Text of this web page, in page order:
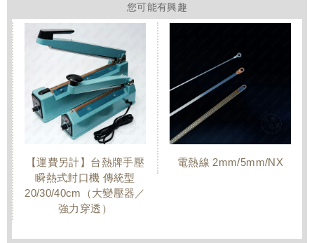
您可能有興趣
【運費另計】台熱牌手壓
瞬熱式封口機 傳統型
20/30/40cm（大變壓器／
強力穿透）
電熱線 2mm/5mm/NX